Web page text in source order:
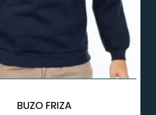
BUZO FRIZA